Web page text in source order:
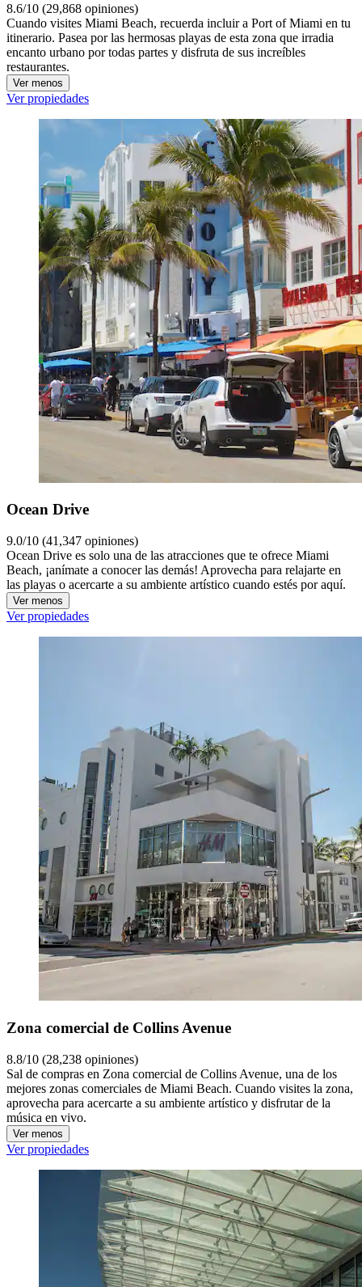
8.6/10 (29,868 opiniones)
Cuando visites Miami Beach, recuerda incluir a Port of Miami en tu
itinerario. Pasea por las hermosas playas de esta zona que irradia
encanto urbano por todas partes y disfruta de sus increíbles
restaurantes.
Ver menos
Ver propiedades
Ocean Drive
9.0/10 (41,347 opiniones)
Ocean Drive es solo una de las atracciones que te ofrece Miami
Beach, ¡anímate a conocer las demás! Aprovecha para relajarte en
las playas o acercarte a su ambiente artístico cuando estés por aquí.
Ver menos
Ver propiedades
Zona comercial de Collins Avenue
8.8/10 (28,238 opiniones)
Sal de compras en Zona comercial de Collins Avenue, una de los
mejores zonas comerciales de Miami Beach. Cuando visites la zona,
aprovecha para acercarte a su ambiente artístico y disfrutar de la
música en vivo.
Ver menos
Ver propiedades